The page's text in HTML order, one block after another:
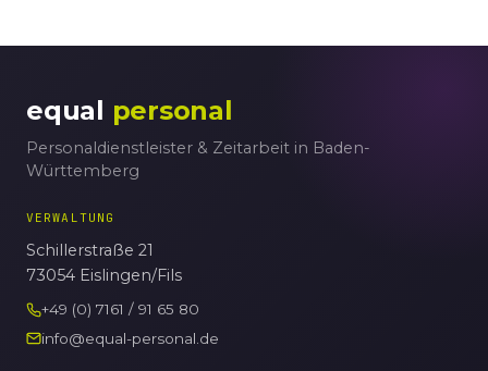
equal personal
Personaldienstleister & Zeitarbeit in Baden-
Württemberg
VERWALTUNG
Schillerstraße 21
73054 Eislingen/Fils
+49 (0) 7161 / 91 65 80
info@equal-personal.de